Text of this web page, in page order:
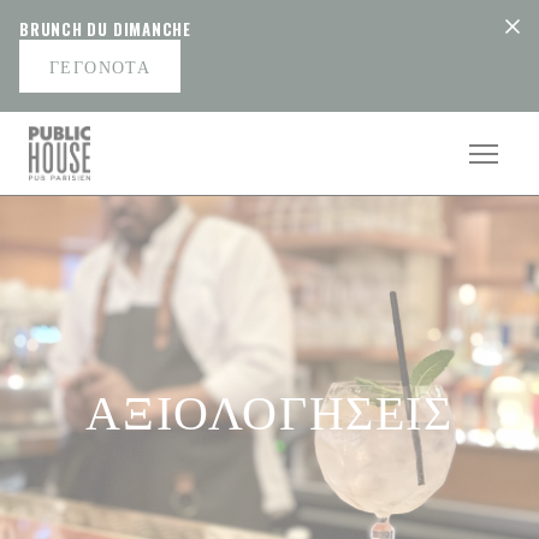
BRUNCH DU DIMANCHE
ΓΕΓΟΝΌΤΑ
ΑΞΙΟΛΟΓΉΣΕΙΣ